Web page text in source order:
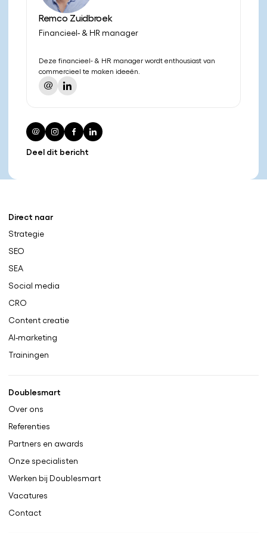
Deel dit bericht
Remco Zuidbroek
Financieel- & HR manager
Deze financieel- & HR manager wordt enthousiast van
commercieel te maken ideeën.
Direct naar
Strategie
SEO
SEA
Social media
CRO
Content creatie
AI-marketing
Trainingen
Doublesmart
Over ons
Referenties
Partners en awards
Onze specialisten
Werken bij Doublesmart
Vacatures
Contact